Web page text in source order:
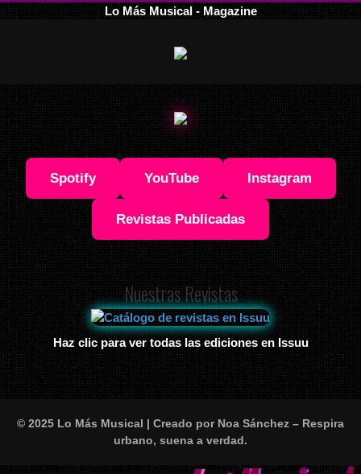
Lo Más Musical - Magazine
Spotify YouTube Instagram
Revistas Publicadas
Nuestras Revistas
Haz clic para ver todas las ediciones en Issuu
© 2025 Lo Más Musical | Creado por Noa Sánchez – Respira
urbano, suena a verdad.